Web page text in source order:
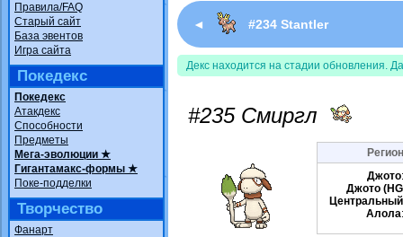
Правила/FAQ
Старый сайт
База эвентов
Игра сайта
Покедекс
Покедекс
Атакдекс
Способности
Предметы
Мега-эволюции ★
Гигантамакс-формы ★
Поке-подделки
Творчество
Фанарт
◄ #234 Stantler
Декс находится на стадии обновления.
#235 Смиргл
Джото
Джото
Алола